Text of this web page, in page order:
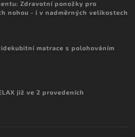
Zdravotní ponožky pro
nohou - i v nadměrných velikostech
matrace s polohováním
již ve 2 provedeních